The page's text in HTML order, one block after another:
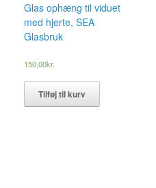
Glas ophæng til viduet
med hjerte, SEA
Glasbruk
150,00kr.
Tilføj til kurv